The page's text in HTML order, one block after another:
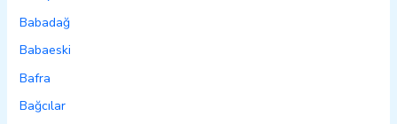
Babadağ
Babaeski
Bafra
Bağcılar